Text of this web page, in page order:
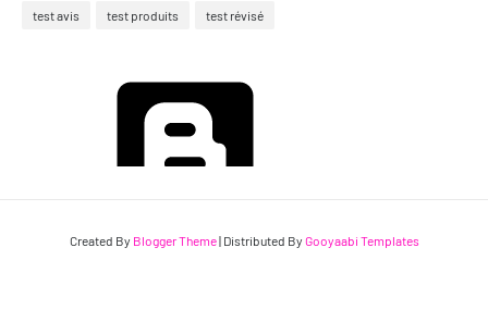
test avis test produits test révisé
BloggerCreated By Blogger Theme| Distributed By Gooyaabi Templates